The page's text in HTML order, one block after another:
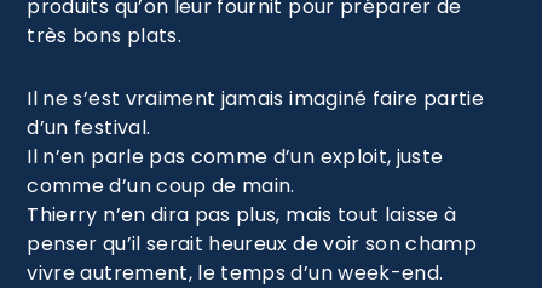
produits qu’on leur fournit pour préparer de
très bons plats.
Il ne s’est vraiment jamais imaginé faire partie
d’un festival.
Il n’en parle pas comme d’un exploit, juste
comme d’un coup de main.
Thierry n’en dira pas plus, mais tout laisse à
penser qu’il serait heureux de voir son champ
vivre autrement, le temps d’un week-end.